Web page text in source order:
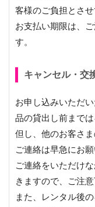
客様のご負担とさせ
お支払い期限は、
す。
キャンセル・交
お申し込みいただ
品の貸出し前まで
但し、他のお客さ
ご連絡は早急にお願
ご連絡をいただけ
きますので、ご注意
また、レンタル後